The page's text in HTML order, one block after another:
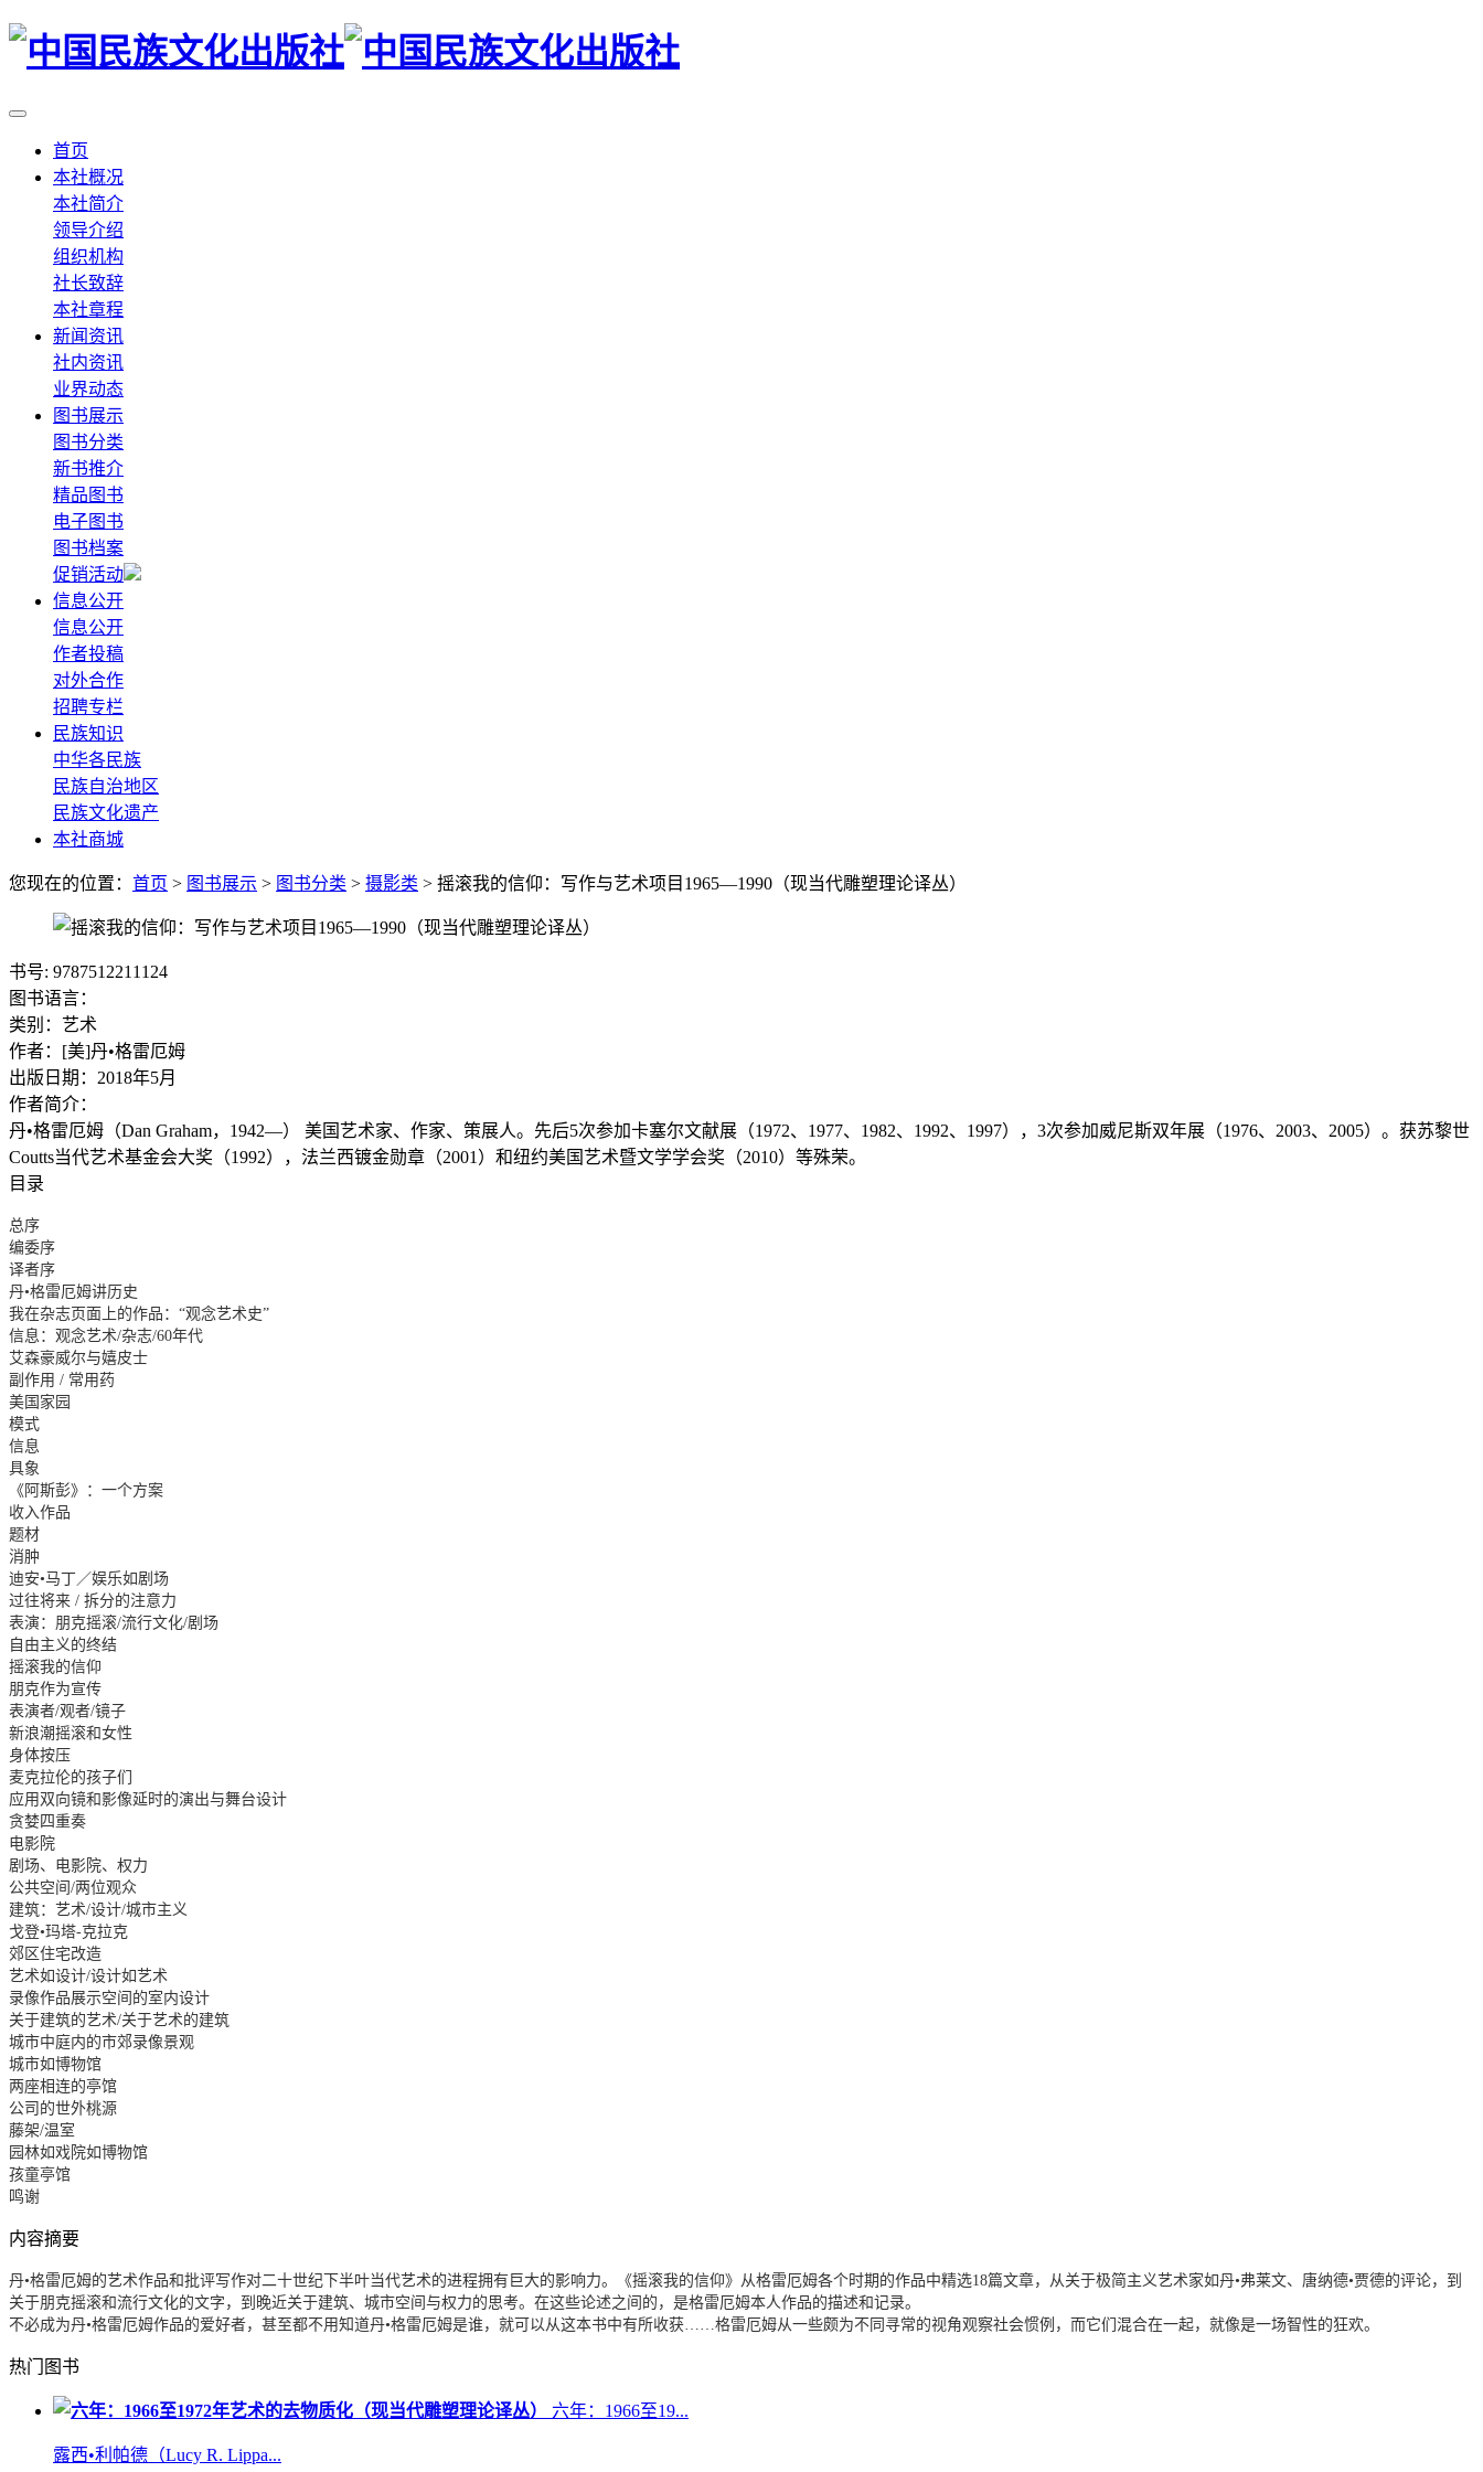
首页
本社概况
本社简介
领导介绍
组织机构
社长致辞
本社章程
新闻资讯
社内资讯
业界动态
图书展示
图书分类
新书推介
精品图书
电子图书
图书档案
促销活动
信息公开
信息公开
作者投稿
对外合作
招聘专栏
民族知识
中华各民族
民族自治地区
民族文化遗产
本社商城
您现在的位置： 首页 > 图书展示 > 图书分类 > 摄影类 > 摇滚我的信仰：写作与艺术项目1965—1990（现当代雕塑理论译丛）
书号: 9787512211124
图书语言：
类别：艺术
作者：[美]丹•格雷厄姆
出版日期：2018年5月
作者简介：
丹•格雷厄姆（Dan Graham，1942—） 美国艺术家、作家、策展人。先后5次参加卡塞尔文献展（1972、1977、1982、1992、1997），3次参加威尼斯双年展（1976、2003、2005）。获苏黎世
Coutts当代艺术基金会大奖（1992），法兰西镀金勋章（2001）和纽约美国艺术暨文学学会奖（2010）等殊荣。
目录
总序
编委序
译者序
丹•格雷厄姆讲历史
我在杂志页面上的作品：“观念艺术史”
信息：观念艺术/杂志/60年代
艾森豪威尔与嬉皮士
副作用 / 常用药
美国家园
模式
信息
具象
《阿斯彭》：一个方案
收入作品
题材
消肿
迪安•马丁／娱乐如剧场
过往将来 / 拆分的注意力
表演：朋克摇滚/流行文化/剧场
自由主义的终结
摇滚我的信仰
朋克作为宣传
表演者/观者/镜子
新浪潮摇滚和女性
身体按压
麦克拉伦的孩子们
应用双向镜和影像延时的演出与舞台设计
贪婪四重奏
电影院
剧场、电影院、权力
公共空间/两位观众
建筑：艺术/设计/城市主义
戈登•玛塔-克拉克
郊区住宅改造
艺术如设计/设计如艺术
录像作品展示空间的室内设计
关于建筑的艺术/关于艺术的建筑
城市中庭内的市郊录像景观
城市如博物馆
两座相连的亭馆
公司的世外桃源
藤架/温室
园林如戏院如博物馆
孩童亭馆
鸣谢
内容摘要
丹•格雷厄姆的艺术作品和批评写作对二十世纪下半叶当代艺术的进程拥有巨大的影响力。《摇滚我的信仰》从格雷厄姆各个时期的作品中精选18篇文章，从关于极简主义艺术家如丹•弗莱文、唐纳德•贾德的评论，到
关于朋克摇滚和流行文化的文字，到晚近关于建筑、城市空间与权力的思考。在这些论述之间的，是格雷厄姆本人作品的描述和记录。
不必成为丹•格雷厄姆作品的爱好者，甚至都不用知道丹•格雷厄姆是谁，就可以从这本书中有所收获……格雷厄姆从一些颇为不同寻常的视角观察社会惯例，而它们混合在一起，就像是一场智性的狂欢。
热门图书
六年：1966至19...
露西•利帕德（Lucy R. Lippa...